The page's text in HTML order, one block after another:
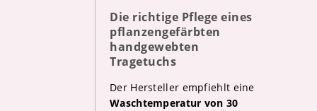
Die richtige Pflege eines
pflanzengefärbten
handgewebten
Tragetuchs
Der Hersteller empfiehlt eine
Waschtemperatur von 30